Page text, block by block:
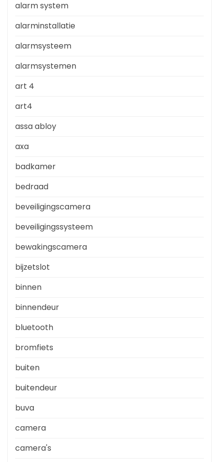
alarm system
alarminstallatie
alarmsysteem
alarmsystemen
art 4
art4
assa abloy
axa
badkamer
bedraad
beveiligingscamera
beveiligingssysteem
bewakingscamera
bijzetslot
binnen
binnendeur
bluetooth
bromfiets
buiten
buitendeur
buva
camera
camera's